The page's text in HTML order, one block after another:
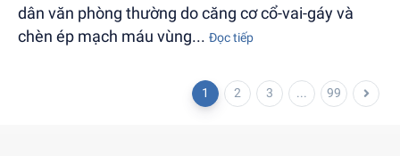
dân văn phòng thường do căng cơ cổ-vai-gáy và
chèn ép mạch máu vùng... Đọc tiếp
1 2 3 ... 99